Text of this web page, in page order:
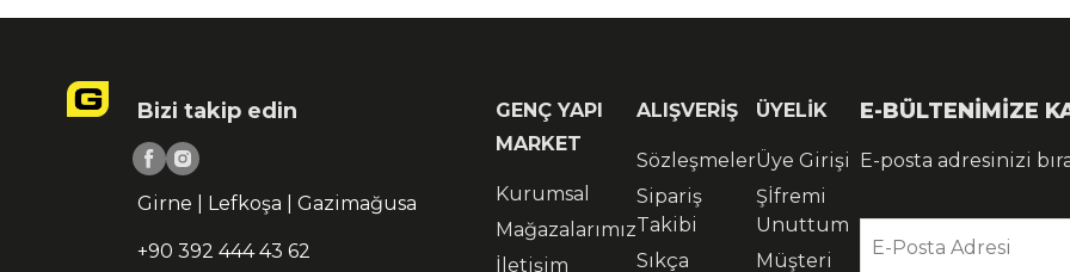
Bizi takip edin
Girne | Lefkoşa | Gazimağusa
+90 392 444 43 62
GENÇ YAPI
MARKET
Kurumsal
Mağazalarımız
İletişim
ALIŞVERİŞ
Sözleşmeler
Sipariş
Takibi
Sıkça
ÜYELİK
Üye Girişi
Şİfremi
Unuttum
Müşteri
E-BÜLTENİMİZE
E-posta adresinizi
E-Posta Adresi